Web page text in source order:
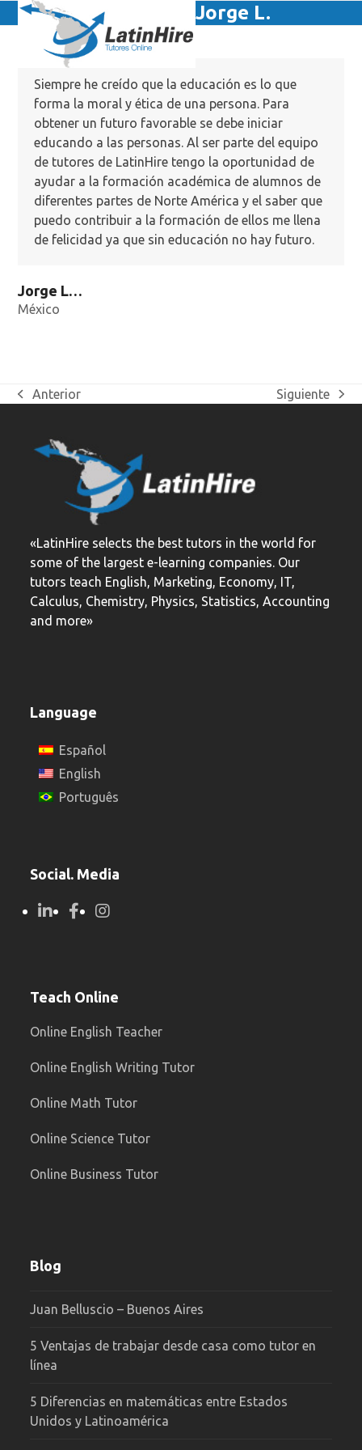
Skip
to
content
Open
mobile
Close
mobile
Jorge L.
Siempre he creído que la educación es lo que
forma la moral y ética de una persona. Para
obtener un futuro favorable se debe iniciar
educando a las personas. Al ser parte del equipo
de tutores de LatinHire tengo la oportunidad de
ayudar a la formación académica de alumnos de
diferentes partes de Norte América y el saber que
puedo contribuir a la formación de ellos me llena
de felicidad ya que sin educación no hay futuro.
Jorge Lizárraga
México
previous
Anterior
next
Siguiente
«LatinHire selects the best tutors in the world for
some of the largest e-learning companies. Our
tutors teach English, Marketing, Economy, IT,
Calculus, Chemistry, Physics, Statistics, Accounting
and more»
Language
Español
English
Português
Social. Media
Teach Online
Online English Teacher
Online English Writing Tutor
Online Math Tutor
Online Science Tutor
Online Business Tutor
Blog
Juan Belluscio – Buenos Aires
5 Ventajas de trabajar desde casa como tutor en
línea
5 Diferencias en matemáticas entre Estados
Unidos y Latinoamérica